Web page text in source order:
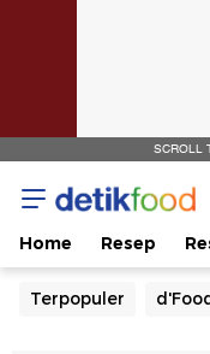
SCROLL
Home Resep
Terpopuler